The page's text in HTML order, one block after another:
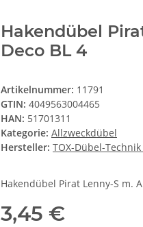
Hakendübel
Deco BL 4
Artikelnummer: 11791
GTIN: 4049563004465
HAN: 51701311
Kategorie: Allzweckdübel
Hersteller: TOX-Dübel-
Hakendübel Pirat Lenny-S m.
3,45 €